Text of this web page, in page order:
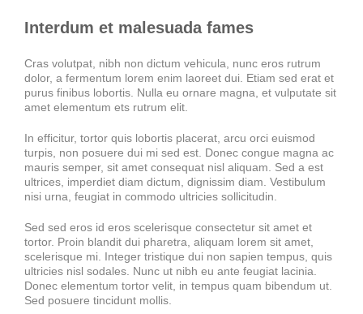
Interdum et malesuada fames
Cras volutpat, nibh non dictum vehicula, nunc eros rutrum
dolor, a fermentum lorem enim laoreet dui. Etiam sed erat et
purus finibus lobortis. Nulla eu ornare magna, et vulputate sit
amet elementum ets rutrum elit.
In efficitur, tortor quis lobortis placerat, arcu orci euismod
turpis, non posuere dui mi sed est. Donec congue magna ac
mauris semper, sit amet consequat nisl aliquam. Sed a est
ultrices, imperdiet diam dictum, dignissim diam. Vestibulum
nisi urna, feugiat in commodo ultricies sollicitudin.
Sed sed eros id eros scelerisque consectetur sit amet et
tortor. Proin blandit dui pharetra, aliquam lorem sit amet,
scelerisque mi. Integer tristique dui non sapien tempus, quis
ultricies nisl sodales. Nunc ut nibh eu ante feugiat lacinia.
Donec elementum tortor velit, in tempus quam bibendum ut.
Sed posuere tincidunt mollis.